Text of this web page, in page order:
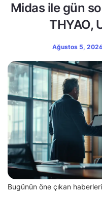
Midas ile gün
THYAO,
Ağustos 5,
Bugünün öne çıkan